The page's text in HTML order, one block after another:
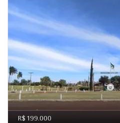
R$ 199.000